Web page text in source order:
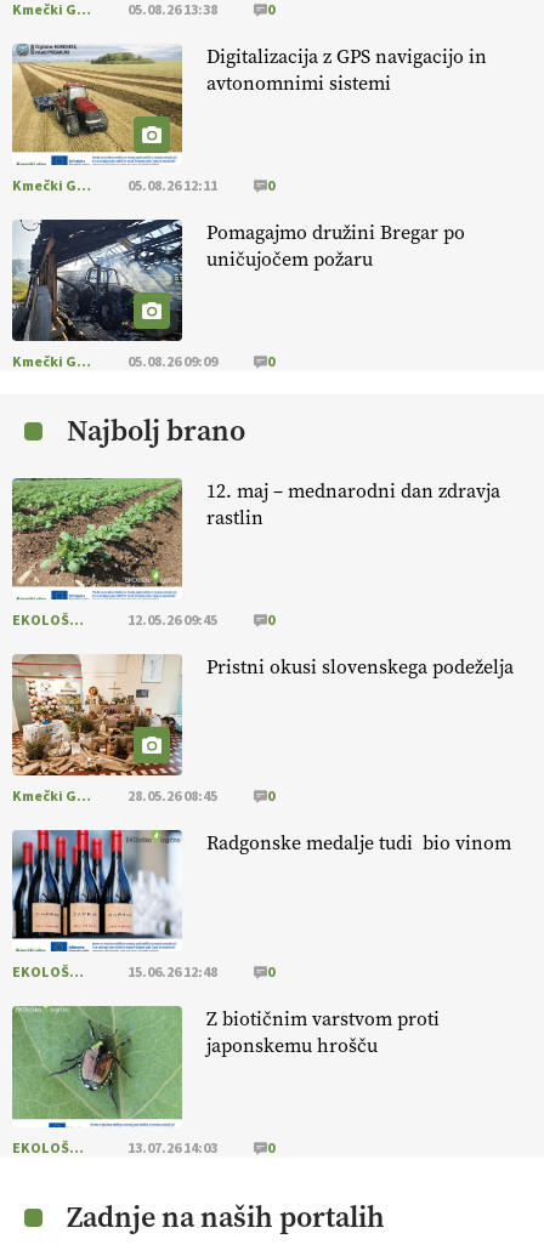
EKOloško = logično: ekološka kmetija PR'
RAKARI
EKOloško = logično: STROKOVNA OKROGLA
MIZA "Zakaj so ekološki proizvodi
podcenjeni?"
EKOloško = logično: ekološkio čebelarstvo
BOZOVIČAR
EKOloško = logično: kmetija SADONIK
EKOloško = logično: kmetija Pr' POLONI in
EKOloško = logično: kmetija ZEL
Kmečki Glas 05.08.26 13:38 0
Digitalizacija z GPS navigacijo in
avtonomnimi sistemi
Kmečki Glas 05.08.26 12:11 0
Pomagajmo družini Bregar po
uničujočem požaru
Kmečki Glas 05.08.26 09:09 0
Najbolj brano
12. maj – mednarodni dan zdravja
rastlin
EKOLOŠKO LOGIČNO 12.05.26 09:45 0
Pristni okusi slovenskega podeželja
Kmečki Glas 28.05.26 08:45 0
Radgonske medalje tudi bio vinom
EKOLOŠKO LOGIČNO 15.06.26 12:48 0
Z biotičnim varstvom proti
japonskemu hrošču
EKOLOŠKO LOGIČNO 13.07.26 14:03 0
Zadnje na naših portalih